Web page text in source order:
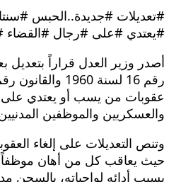
#جديدة..الحبس #سنتان
#على #رجال #القضاء #أو
وزير العدل قراراً بتعديل بعض
من يسب أو يعتدي على أعضاء
والموظفين المدنيين.
على إلغاء العقوبات
كل من أهان موظفاً عاماً
أدائه لواجباته، بالسجن مدة لا